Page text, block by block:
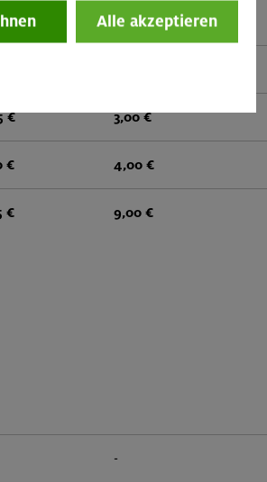
€ 8,00 €
€ 3,00 €
€ 4,00 €
€ 9,00 €
-
Alle akzeptieren